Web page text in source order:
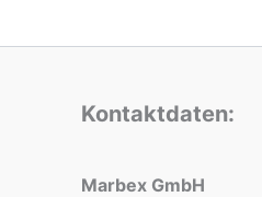
Kontaktdaten:
Marbex GmbH